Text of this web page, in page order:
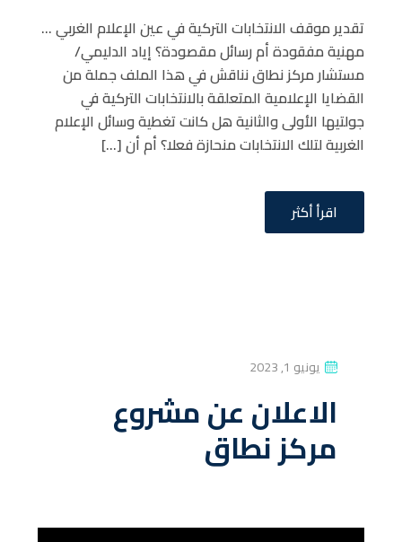
تقدير موقف الانتخابات التركية في عين الإعلام الغربي …
مهنية مفقودة أم رسائل مقصودة؟ إياد الدليمي/
مستشار مركز نطاق نناقش في هذا الملف جملة من
القضايا الإعلامية المتعلقة بالانتخابات التركية في
جولتيها الأولى والثانية هل كانت تغطية وسائل الإعلام
الغربية لتلك الانتخابات منحازة فعلا؟ أم أن […]
اقرأ أكثر
P
E
N
يونيو 1, 2023
الاعلان عن مشروع
مركز نطاق